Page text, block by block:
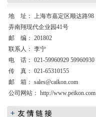
地 址： 上海市嘉定区顺达路98
弄南翔现代企业园41号
邮 编： 201802
联系人： 李宁
电 话： 021-59960929 59960930
传 真： 021-65310155
邮 箱： sales@caikon.com
公司网站： http://www.peikon.com